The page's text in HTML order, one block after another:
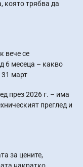
която трябва да
вече се
6 месеца – какво
март
през 2026 г. – има
преглед и
за цените,